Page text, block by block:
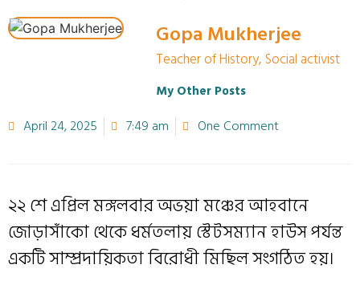
Gopa Mukherjee
Teacher of History, Social activist
My Other Posts
April 24, 2025 7:49 am One Comment
২২ শে এপ্রিল মঙ্গলবার অভয়া মঞ্চের আহবানে
জোড়াসাঁকো থেকে ধর্মতলায় স্টেটসম্যান হাউস পর্যন্ত
একটি সাম্প্রদায়িকতা বিরোধী মিছিল সংগঠিত হয়।